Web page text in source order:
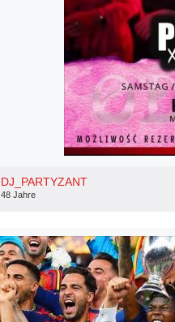
DJ_PARTYZANT
48 Jahre